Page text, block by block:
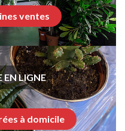
ventes
LIGNE
à domicile